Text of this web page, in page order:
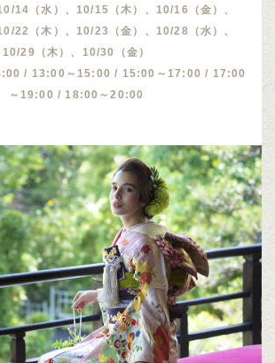
14（水）、10/15（木）、10/16（金）、
22（木）、10/23（金）、10/28（水）、
10/29（木）、10/30（金）
/ 13:00～15:00 / 15:00～17:00 / 17:00
～19:00 / 18:00～20:00